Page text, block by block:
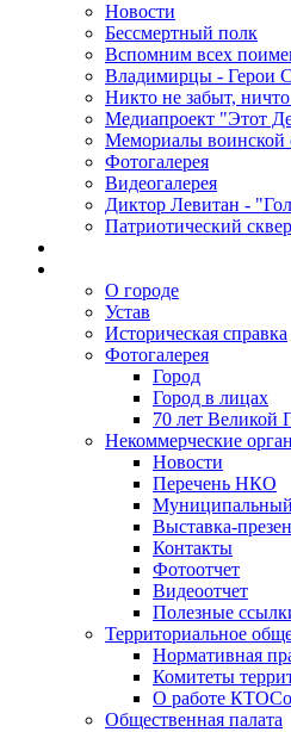
Новости
Бессмертный полк
Вспомним всех
Владимирцы - Герои
Никто не забыт,
Медиапроект "Этот
Мемориалы воинской
Фотогалерея
Видеогалерея
Диктор Левитан -
Патриотический сквер
О городе
Устав
Историческая справка
Фотогалерея
Город
Город в лицах
70 лет Великой
Некоммерческие
Новости
Перечень НКО
Выставка-
Контакты
Фотоотчет
Видеоотчет
Полезные
Территориальное
Нормативная
Комитеты
О работе
Общественная палата